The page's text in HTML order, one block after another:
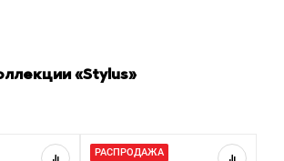
«Stylus»
РАСПРОДАЖА